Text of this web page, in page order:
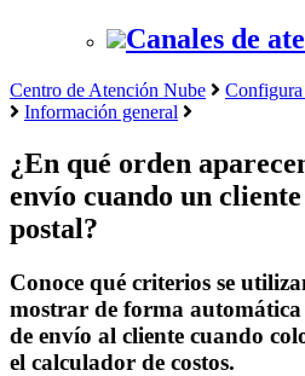
Canales de
Centro de Atención Nube Configura
Información general
¿En qué orden
envío cuando un
postal?
Conoce qué criterios se
mostrar de forma automática
de envío al cliente cuando
el calculador de costos.